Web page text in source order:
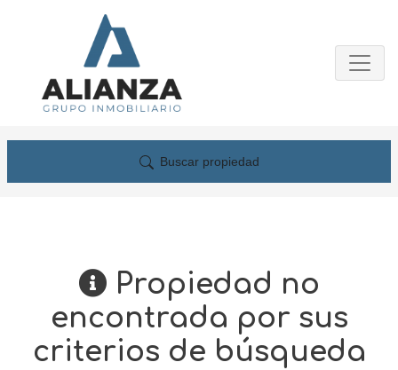
Buscar propiedad
Propiedad no
encontrada por sus
criterios de búsqueda